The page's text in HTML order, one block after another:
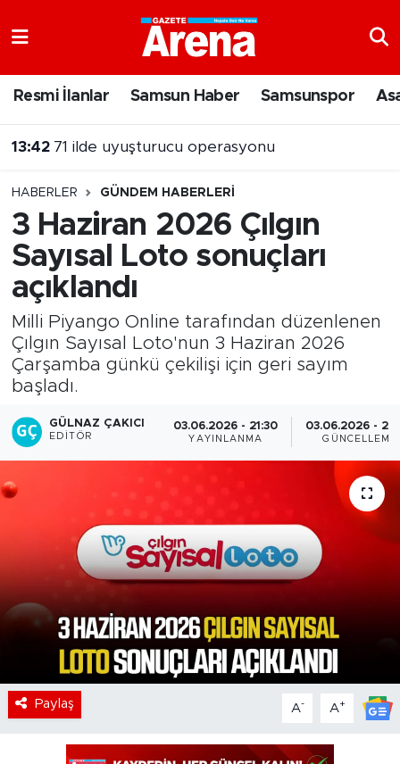
Resmi İlanlar Samsun Haber Samsunspor
HABERLER GÜNDEM HABERLERI
3 Haziran 2026 Çılgın
Sayısal Loto sonuçları
açıklandı
Milli Piyango Online tarafından düzenlenen
Çılgın Sayısal Loto'nun 3 Haziran 2026
Çarşamba günkü çekilişi için geri sayım
başladı.
GÜLNAZ ÇAKICI
EDITÖR
03.06.2026 - 21:30
YAYINLANMA
03.06.2026 -
GÜNCELLEME
Paylaş A- A+
Samsun Namaz Vakitleri
Süper Lig Puan Durumu ve Fikstür
Tüm Manşetler
Son Dakika Haberleri
Haber Arşivi